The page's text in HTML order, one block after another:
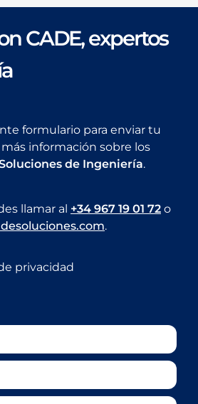
CADE, expertos
formulario para enviar tu
información sobre los
de Ingeniería.
llamar al +34 967 19 01 72 o
.
privacidad